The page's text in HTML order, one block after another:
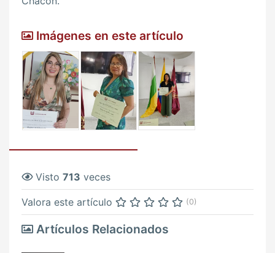
Imágenes en este artículo
Visto 713 veces
Valora este artículo (0)
Artículos Relacionados